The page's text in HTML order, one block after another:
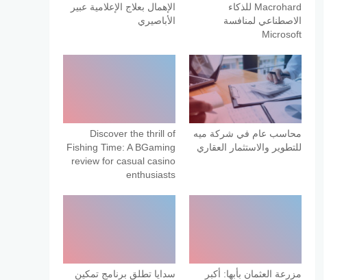
Macrohard للذكاء
الاصطناعي لمنافسة
Microsoft
الإهمال بعلاج الإعلامية عبير
الأباصيري
محاسب عام في شركة ميه
للتطوير والاستثمار العقاري
Discover the thrill of
Fishing Time: A BGaming
review for casual casino
enthusiasts
مزرعة العثمان بأبها: أكبر
سدايا تطلق برنامج تمكين